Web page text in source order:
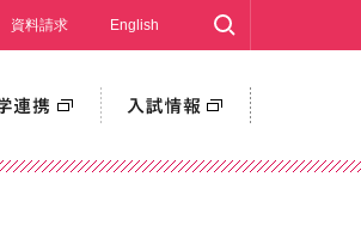
資料請求 English